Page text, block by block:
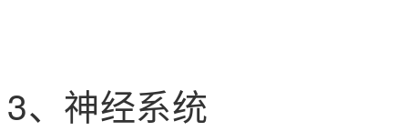
3、神经系统